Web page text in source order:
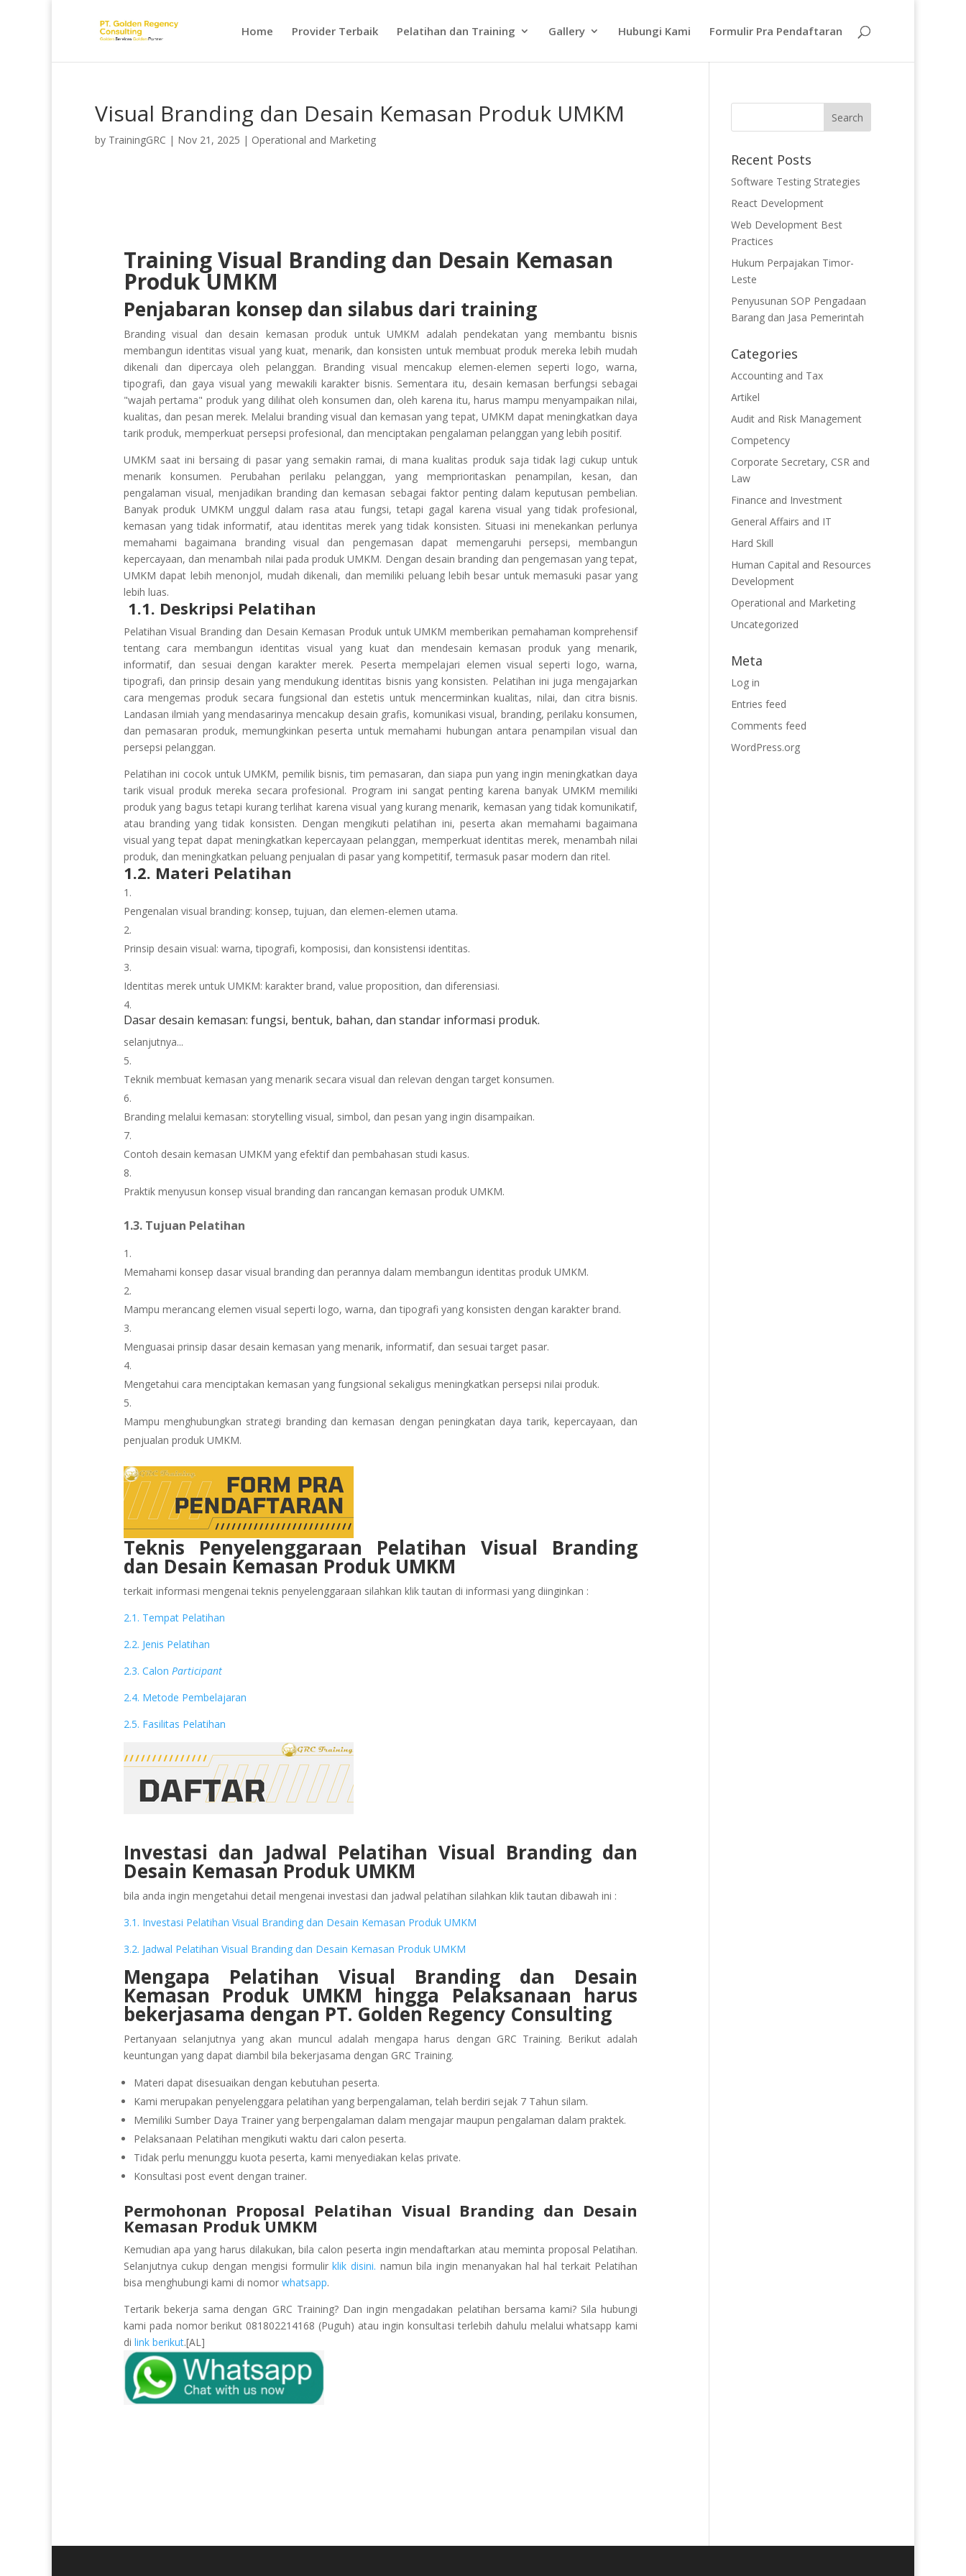
Home Provider Terbaik Pelatihan dan Training Gallery Hubungi Kami Formulir Pra Pendaftaran
Visual Branding dan Desain Kemasan Produk UMKM
by TrainingGRC | Nov 21, 2025 | Operational and Marketing
Training Visual Branding dan Desain Kemasan
Produk UMKM
Penjabaran konsep dan silabus dari training
Branding visual dan desain kemasan produk untuk UMKM adalah pendekatan yang membantu bisnis
membangun identitas visual yang kuat, menarik, dan konsisten untuk membuat produk mereka lebih mudah
dikenali dan dipercaya oleh pelanggan. Branding visual mencakup elemen-elemen seperti logo, warna,
tipografi, dan gaya visual yang mewakili karakter bisnis. Sementara itu, desain kemasan berfungsi sebagai
"wajah pertama" produk yang dilihat oleh konsumen dan, oleh karena itu, harus mampu menyampaikan nilai,
kualitas, dan pesan merek. Melalui branding visual dan kemasan yang tepat, UMKM dapat meningkatkan daya
tarik produk, memperkuat persepsi profesional, dan menciptakan pengalaman pelanggan yang lebih positif.
UMKM saat ini bersaing di pasar yang semakin ramai, di mana kualitas produk saja tidak lagi cukup untuk
menarik konsumen. Perubahan perilaku pelanggan, yang memprioritaskan penampilan, kesan, dan
pengalaman visual, menjadikan branding dan kemasan sebagai faktor penting dalam keputusan pembelian.
Banyak produk UMKM unggul dalam rasa atau fungsi, tetapi gagal karena visual yang tidak profesional,
kemasan yang tidak informatif, atau identitas merek yang tidak konsisten. Situasi ini menekankan perlunya
memahami bagaimana branding visual dan pengemasan dapat memengaruhi persepsi, membangun
kepercayaan, dan menambah nilai pada produk UMKM. Dengan desain branding dan pengemasan yang tepat,
UMKM dapat lebih menonjol, mudah dikenali, dan memiliki peluang lebih besar untuk memasuki pasar yang
lebih luas.
1.1. Deskripsi Pelatihan
Pelatihan Visual Branding dan Desain Kemasan Produk untuk UMKM memberikan pemahaman komprehensif
tentang cara membangun identitas visual yang kuat dan mendesain kemasan produk yang menarik,
informatif, dan sesuai dengan karakter merek. Peserta mempelajari elemen visual seperti logo, warna,
tipografi, dan prinsip desain yang mendukung identitas bisnis yang konsisten. Pelatihan ini juga mengajarkan
cara mengemas produk secara fungsional dan estetis untuk mencerminkan kualitas, nilai, dan citra bisnis.
Landasan ilmiah yang mendasarinya mencakup desain grafis, komunikasi visual, branding, perilaku konsumen,
dan pemasaran produk, memungkinkan peserta untuk memahami hubungan antara penampilan visual dan
persepsi pelanggan.
Pelatihan ini cocok untuk UMKM, pemilik bisnis, tim pemasaran, dan siapa pun yang ingin meningkatkan daya
tarik visual produk mereka secara profesional. Program ini sangat penting karena banyak UMKM memiliki
produk yang bagus tetapi kurang terlihat karena visual yang kurang menarik, kemasan yang tidak komunikatif,
atau branding yang tidak konsisten. Dengan mengikuti pelatihan ini, peserta akan memahami bagaimana
visual yang tepat dapat meningkatkan kepercayaan pelanggan, memperkuat identitas merek, menambah nilai
produk, dan meningkatkan peluang penjualan di pasar yang kompetitif, termasuk pasar modern dan ritel.
1.2. Materi Pelatihan
Pengenalan visual branding: konsep, tujuan, dan elemen-elemen utama.
Prinsip desain visual: warna, tipografi, komposisi, dan konsistensi identitas.
Identitas merek untuk UMKM: karakter brand, value proposition, dan diferensiasi.
Dasar desain kemasan: fungsi, bentuk, bahan, dan standar informasi produk.
selanjutnya...
Teknik membuat kemasan yang menarik secara visual dan relevan dengan target konsumen.
Branding melalui kemasan: storytelling visual, simbol, dan pesan yang ingin disampaikan.
Contoh desain kemasan UMKM yang efektif dan pembahasan studi kasus.
Praktik menyusun konsep visual branding dan rancangan kemasan produk UMKM.
1.3. Tujuan Pelatihan
Memahami konsep dasar visual branding dan perannya dalam membangun identitas produk UMKM.
Mampu merancang elemen visual seperti logo, warna, dan tipografi yang konsisten dengan karakter brand.
Menguasai prinsip dasar desain kemasan yang menarik, informatif, dan sesuai target pasar.
Mengetahui cara menciptakan kemasan yang fungsional sekaligus meningkatkan persepsi nilai produk.
Mampu menghubungkan strategi branding dan kemasan dengan peningkatan daya tarik, kepercayaan, dan
penjualan produk UMKM.
Teknis Penyelenggaraan Pelatihan Visual Branding
dan Desain Kemasan Produk UMKM
terkait informasi mengenai teknis penyelenggaraan silahkan klik tautan di informasi yang diinginkan :
2.1. Tempat Pelatihan
2.2. Jenis Pelatihan
2.3. Calon Participant
2.4. Metode Pembelajaran
2.5. Fasilitas Pelatihan
Investasi dan Jadwal Pelatihan Visual Branding dan
Desain Kemasan Produk UMKM
bila anda ingin mengetahui detail mengenai investasi dan jadwal pelatihan silahkan klik tautan dibawah ini :
3.1. Investasi Pelatihan Visual Branding dan Desain Kemasan Produk UMKM
3.2. Jadwal Pelatihan Visual Branding dan Desain Kemasan Produk UMKM
Mengapa Pelatihan Visual Branding dan Desain
Kemasan Produk UMKM hingga Pelaksanaan harus
bekerjasama dengan PT. Golden Regency Consulting
Pertanyaan selanjutnya yang akan muncul adalah mengapa harus dengan GRC Training. Berikut adalah
keuntungan yang dapat diambil bila bekerjasama dengan GRC Training.
Materi dapat disesuaikan dengan kebutuhan peserta.
Kami merupakan penyelenggara pelatihan yang berpengalaman, telah berdiri sejak 7 Tahun silam.
Memiliki Sumber Daya Trainer yang berpengalaman dalam mengajar maupun pengalaman dalam praktek.
Pelaksanaan Pelatihan mengikuti waktu dari calon peserta.
Tidak perlu menunggu kuota peserta, kami menyediakan kelas private.
Konsultasi post event dengan trainer.
Permohonan Proposal Pelatihan Visual Branding dan Desain
Kemasan Produk UMKM
Kemudian apa yang harus dilakukan, bila calon peserta ingin mendaftarkan atau meminta proposal Pelatihan.
Selanjutnya cukup dengan mengisi formulirklik disini. namun bila ingin menanyakan hal hal terkait Pelatihan
bisa menghubungi kami di nomor whatsapp.
Tertarik bekerja sama dengan GRC Training? Dan ingin mengadakan pelatihan bersama kami? Sila hubungi
kami pada nomor berikut 081802214168 (Puguh) atau ingin konsultasi terlebih dahulu melalui whatsapp kami
di link berikut.[AL]
Recent Posts
Software Testing Strategies
React Development
Web Development Best
Practices
Hukum Perpajakan Timor-
Leste
Penyusunan SOP Pengadaan
Barang dan Jasa Pemerintah
Categories
Accounting and Tax
Artikel
Audit and Risk Management
Competency
Corporate Secretary, CSR and
Law
Finance and Investment
General Affairs and IT
Hard Skill
Human Capital and Resources
Development
Operational and Marketing
Uncategorized
Meta
Log in
Entries feed
Comments feed
WordPress.org